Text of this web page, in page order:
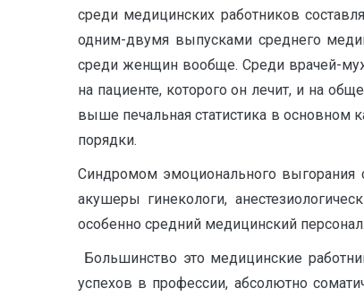
среди медицинских работников
одним-двумя выпусками среднего
среди женщин вообще. Среди врачей-
на пациенте, которого он лечит, и на
выше печальная статистика в основном
порядки.
Синдромом эмоционального выгорания
акушеры гинекологи,
особенно средний медицинский персонал.
Большинство это медицинские
успехов в профессии, абсолютно